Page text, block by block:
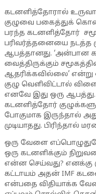
கடனளித்தோரால்
குழுவை பகைத்துக்
பரந்த கடனளித்தோர்
பரிவர்த்தனையை நடத்த
ஆபத்தானது. ‘அன்பான
வைத்திருக்கும்
ஆதரிக்கவில்லை’ என்று
குழு வெளிவிட்டால்
எனவே இது ஒரு
கடனளித்தோர்
போகுமாக இருந்தால் அது
முடியாதது. பிரிந்தால்
ஒரு வேளை
ஒரு கடனளிக்கும்
என்ன செய்வது? எனக்கு
கட்டாயம் அதன் IMF
என்பதை விதியாக்க